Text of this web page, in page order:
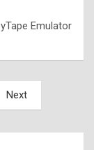
Emulator
Next